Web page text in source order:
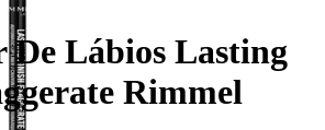
De Lábios Lasting
Rimmel